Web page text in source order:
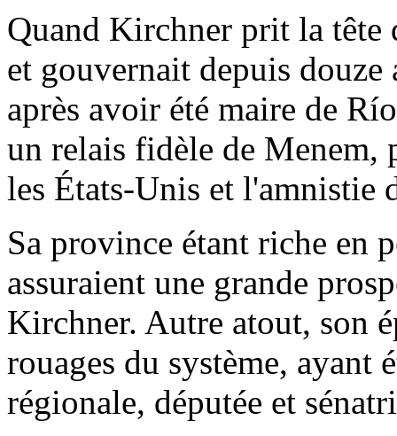
Quand Kirchner prit la tête
et gouvernait depuis
après avoir été maire de
un relais fidèle de
les États-Unis et l'amnistie
Sa province étant riche en
assuraient une grande
Kirchner. Autre atout, son
rouages du système, ayant
régionale, députée et